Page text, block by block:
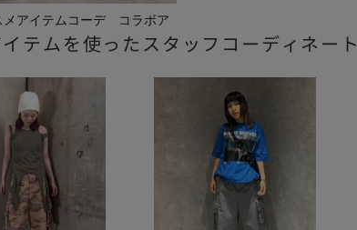
メアイテムコーデ コラボア
テムを使ったスタッフコーディネート